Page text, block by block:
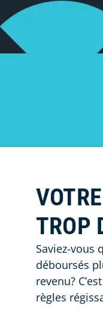
TROP
Saviez-vous
déboursés
revenu?
règles